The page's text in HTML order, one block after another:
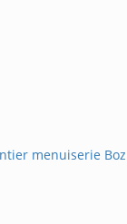
menuiserie Boz